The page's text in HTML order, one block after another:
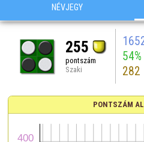
NÉVJEGY
255
pontszám
Szaki
54%
282
PONTSZÁM